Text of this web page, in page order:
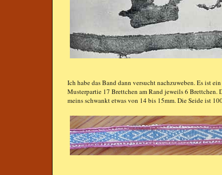
Ich habe das Band dann versucht nachzuweben. Es ist
Musterpartie 17 Brettchen am Rand jeweils 6 Brettchen.
meins schwankt etwas von 14 bis 15mm. Die Seide ist